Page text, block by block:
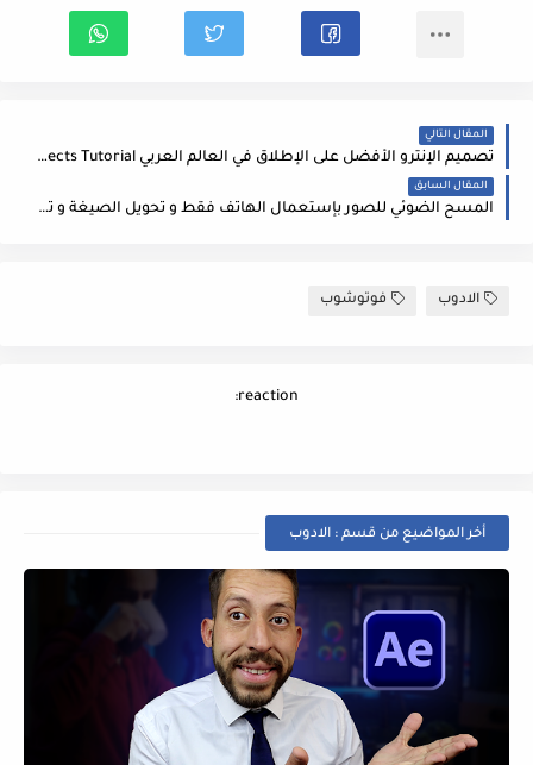
المقال التالي
تصميم الإنترو الأفضل على الإطلاق في العالم العربي After effects Tutorial
المقال السابق
المسح الضوئي للصور بإستعمال الهاتف فقط و تحويل الصيغة و تقليل الحجم
الادوب فوتوشوب
reaction:
أخر المواضيع من قسم : الادوب